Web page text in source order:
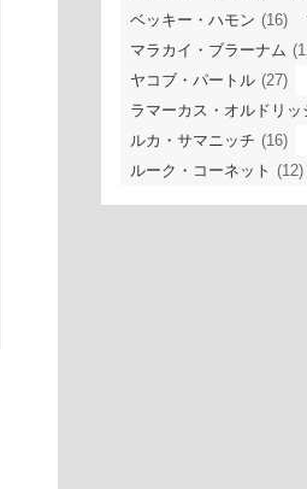
ベッキー・ハモン (16)
マラカイ・ブラーナム
ヤコブ・パートル (27)
ラマーカス・オルドリッ
ルカ・サマニッチ (16)
ルーク・コーネット (12)